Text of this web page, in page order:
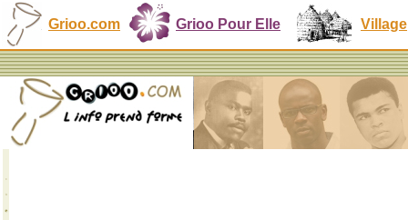
Grioo.com Grioo Pour Elle Village